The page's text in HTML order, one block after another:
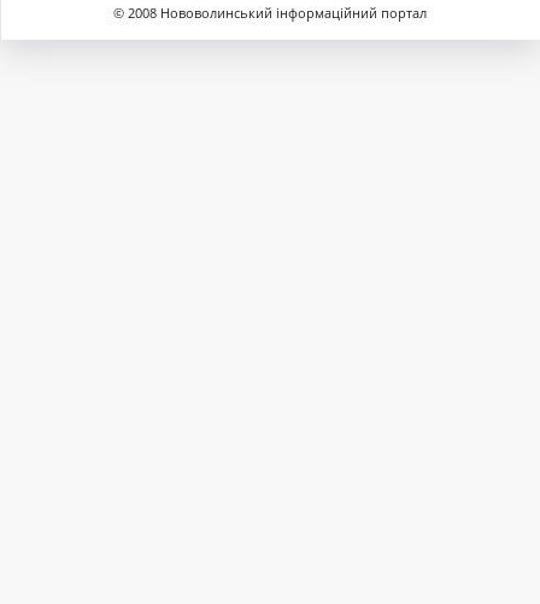
© 2008 Нововолинський інформаційний портал